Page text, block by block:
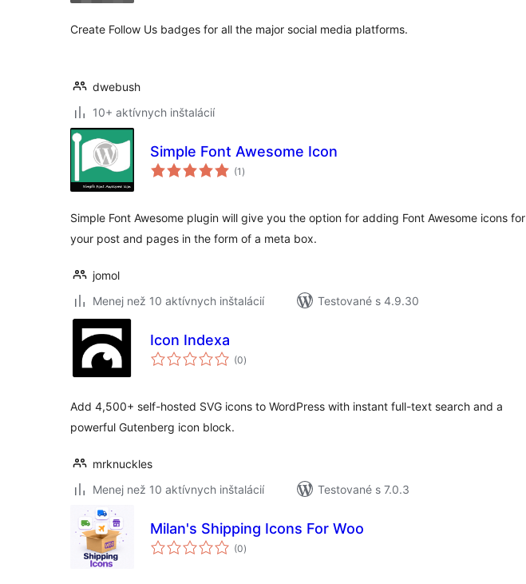
Create Follow Us badges for all the major social media platforms.
dwebush
10+ aktívnych inštalácií
Simple Font Awesome Icon
(1 celkové
hodnotenie
)
Simple Font Awesome plugin will give you the option for adding Font Awesome icons for
your post and pages in the form of a meta box.
jomol
Menej než 10 aktívnych inštalácií
Testované s 4.9.30
Icon Indexa
(0celkové
hodnotenie
)
Add 4,500+ self-hosted SVG icons to WordPress with instant full-text search and a
powerful Gutenberg icon block.
mrknuckles
Menej než 10 aktívnych inštalácií
Testované s 7.0.3
Milan's Shipping Icons For Woo
(0celkové
hodnotenie
)